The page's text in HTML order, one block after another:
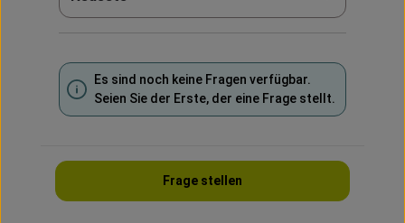
Es sind noch keine Fragen verfügbar.
Seien Sie der Erste, der eine Frage stellt.
Frage stellen